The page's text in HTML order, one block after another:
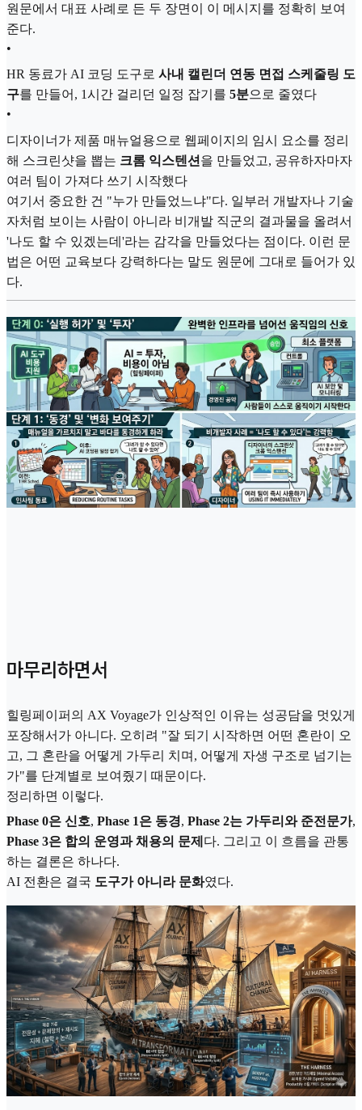
원문에서 대표 사례로 든 두 장면이 이 메시지를 정확히 보여
준다.
•
HR 동료가 AI 코딩 도구로 사내 캘린더 연동 면접 스케줄링 도
구를 만들어, 1시간 걸리던 일정 잡기를 5분으로 줄였다
•
디자이너가 제품 매뉴얼용으로 웹페이지의 임시 요소를 정리
해 스크린샷을 뽑는 크롬 익스텐션 을 만들었고, 공유하자마자
여러 팀이 가져다 쓰기 시작했다
여기서 중요한 건 "누가 만들었느냐"다. 일부러 개발자나 기술
자처럼 보이는 사람이 아니라 비개발 직군의 결과물을 올려서
'나도 할 수 있겠는데'라는 감각을 만들었다는 점이다. 이런 문
법은 어떤 교육보다 강력하다는 말도 원문에 그대로 들어가 있
다.
마무리하면서
힐링페이퍼의 AX Voyage가 인상적인 이유는 성공담을 멋있게
포장해서가 아니다. 오히려 "잘 되기 시작하면 어떤 혼란이 오
고, 그 혼란을 어떻게 가두리 치며, 어떻게 자생 구조로 넘기는
가"를 단계별로 보여줬기 때문이다.
정리하면 이렇다.
Phase 0은 신호, Phase 1은 동경, Phase 2는 가두리와 준전문가,
Phase 3은 합의 운영과 채용의 문제 다. 그리고 이 흐름을 관통
하는 결론은 하나다.
AI 전환은 결국 도구가 아니라 문화였다.